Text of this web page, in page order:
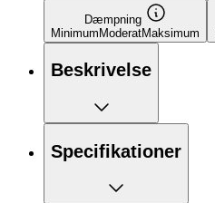
Dæmpning
Minimum ModeratMaksimum
Beskrivelse
Specifikationer